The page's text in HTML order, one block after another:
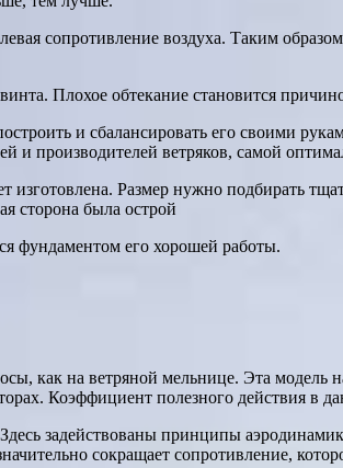
сопротивление воздуха. Таким
Плохое обтекание становится
и сбалансировать его своими
производителей ветряков, самой
изготовлена. Размер нужно подбирать
сторона была острой
фундаментом его хорошей работы.
как на ветряной мельнице. Эта
Коэффициент полезного действия в
задействованы принципы
сокращает сопротивление,